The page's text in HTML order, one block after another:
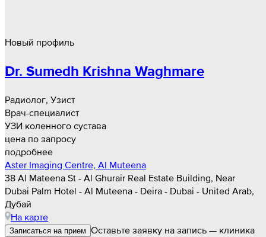
Новый профиль
Dr. Sumedh Krishna Waghmare
Радиолог, Узист
Врач-специалист
УЗИ коленного сустава
цена по запросу
подробнее
Aster Imaging Centre, Al Muteena
38 Al Mateena St - Al Ghurair Real Estate Building, Near
Dubai Palm Hotel - Al Muteena - Deira - Dubai - United Arab,
Дубай
На карте
Записаться на прием Оставьте заявку на запись — клиника